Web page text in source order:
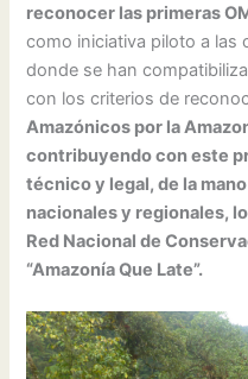
reconocer las primeras
como iniciativa piloto a las
donde se han
con los criterios de
Amazónicos por la
contribuyendo con este
técnico y legal, de la
nacionales y regionales,
Red Nacional de
“Amazonía Que Late”.